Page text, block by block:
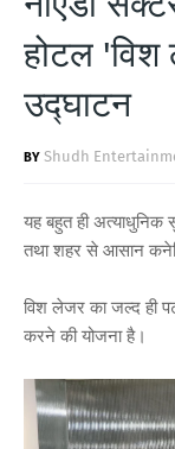
T
S
होटल
उद्घाटन
Shudh
यह बहुत ही अत्याधुनिक
तथा शहर से आसान
विश लेजर का जल्द ही
करने की योजना है।